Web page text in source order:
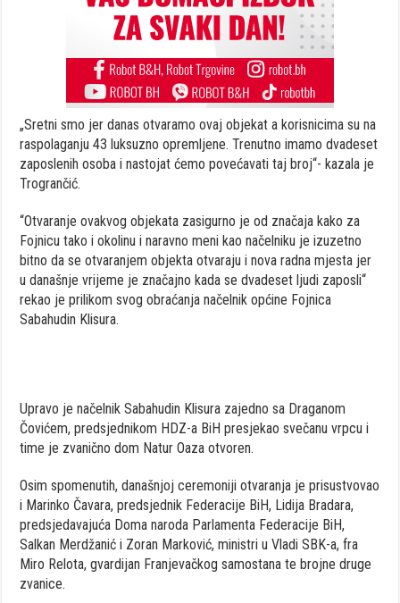
„Sretni smo jer danas otvaramo ovaj objekat a korisnicima su na
raspolaganju 43 luksuzno opremljene. Trenutno imamo dvadeset
zaposlenih osoba i nastojat ćemo povećavati taj broj“- kazala je
Trogrančić.
“Otvaranje ovakvog objekata zasigurno je od značaja kako za
Fojnicu tako i okolinu i naravno meni kao načelniku je izuzetno
bitno da se otvaranjem objekta otvaraju i nova radna mjesta jer
u današnje vrijeme je značajno kada se dvadeset ljudi zaposli“
rekao je prilikom svog obraćanja načelnik općine Fojnica
Sabahudin Klisura.
Upravo je načelnik Sabahudin Klisura zajedno sa Draganom
Čovićem, predsjednikom HDZ-a BiH presjekao svečanu vrpcu i
time je zvanično dom Natur Oaza otvoren.
Osim spomenutih, današnjoj ceremoniji otvaranja je prisustvovao
i Marinko Čavara, predsjednik Federacije BiH, Lidija Bradara,
predsjedavajuća Doma naroda Parlamenta Federacije BiH,
Salkan Merdžanić i Zoran Marković, ministri u Vladi SBK-a, fra
Miro Relota, gvardijan Franjevačkog samostana te brojne druge
zvanice.